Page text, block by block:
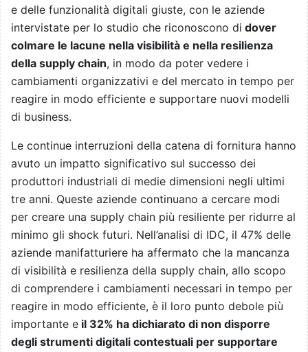
e delle funzionalità digitali giuste, con le aziende
intervistate per lo studio che riconoscono di dover
colmare le lacune nella visibilità e nella resilienza
della supply chain, in modo da poter vedere i
cambiamenti organizzativi e del mercato in tempo per
reagire in modo efficiente e supportare nuovi modelli
di business.
Le continue interruzioni della catena di fornitura hanno
avuto un impatto significativo sul successo dei
produttori industriali di medie dimensioni negli ultimi
tre anni. Queste aziende continuano a cercare modi
per creare una supply chain più resiliente per ridurre al
minimo gli shock futuri. Nell’analisi di IDC, il 47% delle
aziende manifatturiere ha affermato che la mancanza
di visibilità e resilienza della supply chain, allo scopo
di comprendere i cambiamenti necessari in tempo per
reagire in modo efficiente, è il loro punto debole più
importante e il 32% ha dichiarato di non disporre
degli strumenti digitali contestuali per supportare